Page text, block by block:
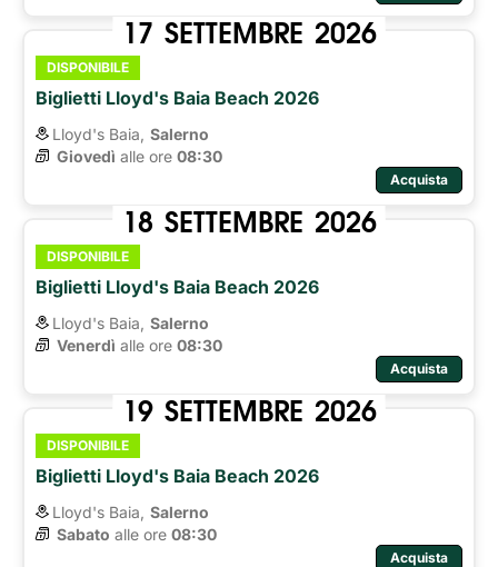
17 SETTEMBRE 2026
DISPONIBILE
Biglietti Lloyd's Baia Beach 2026
Lloyd's Baia, Salerno
Giovedì alle ore 08:30
Acquista
18 SETTEMBRE 2026
DISPONIBILE
Biglietti Lloyd's Baia Beach 2026
Lloyd's Baia, Salerno
Venerdì alle ore 08:30
Acquista
19 SETTEMBRE 2026
DISPONIBILE
Biglietti Lloyd's Baia Beach 2026
Lloyd's Baia, Salerno
Sabato alle ore 08:30
Acquista